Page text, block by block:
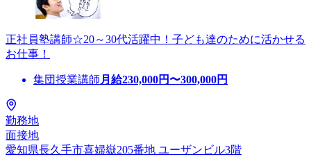
正社員塾講師☆20～30代活躍中！子ども達のために活かせる
お仕事！
集団授業講師 月給230,000円〜300,000円
勤務地
面接地
愛知県長久手市喜婦嶽205番地 ユーザンビル3階